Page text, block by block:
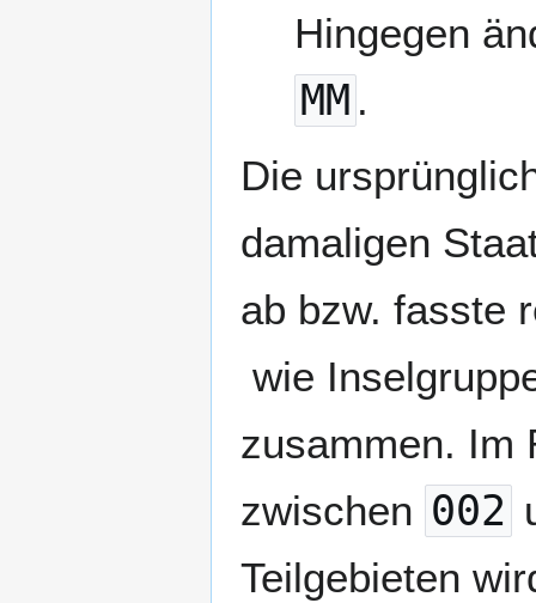
Hingegen
MM .
Die
damaligen
ab bzw. fasste
wie
zusammen. Im
zwischen 002
Teilgebieten